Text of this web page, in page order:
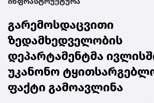
გარემოსდაცვითი
ზედამხედველობის
დეპარტამენტმა
უკანონო
ფაქტი გამოავლინა